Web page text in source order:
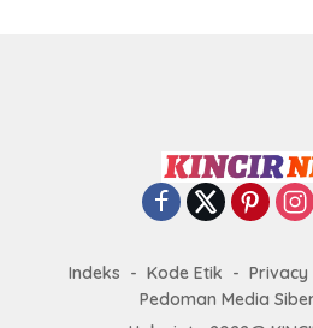
Indeks Kode Etik Privacy
Pedoman Media